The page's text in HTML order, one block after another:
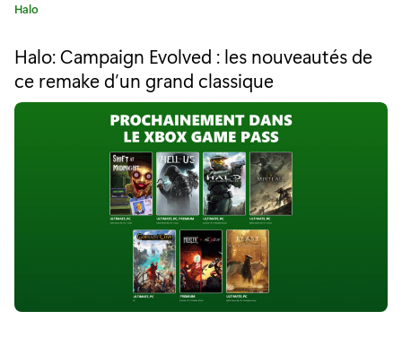
R
e
m
a
s
t
e
r
e
C
é
g
o
Halo
Halo: Campaign Evolved : les nouveautés de
ce remake d’un grand classique